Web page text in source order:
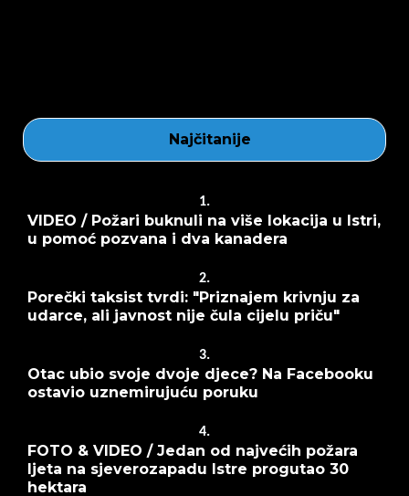
Najčitanije
1.
VIDEO / Požari buknuli na više lokacija u Istri,
u pomoć pozvana i dva kanadera
2.
Porečki taksist tvrdi: "Priznajem krivnju za
udarce, ali javnost nije čula cijelu priču"
3.
Otac ubio svoje dvoje djece? Na Facebooku
ostavio uznemirujuću poruku
4.
FOTO & VIDEO / Jedan od najvećih požara
ljeta na sjeverozapadu Istre progutao 30
hektara